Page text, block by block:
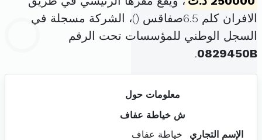
الافران كلم 6.5صفاقس (
)، الشركة مسجلة في
السجل الوطني للمؤسسات تحت الرقم
0829450B
.
معلومات حول
ش خياطة عفاف
الإسم التجاري
خياطة عفاف